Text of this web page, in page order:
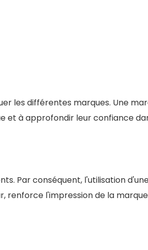
les différentes marques. Une
et à approfondir leur confiance
Par conséquent, l'utilisation
renforce l'impression de la